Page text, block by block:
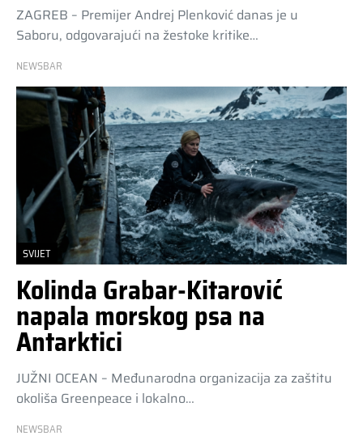
ZAGREB – Premijer Andrej Plenković danas je u
Saboru, odgovarajući na žestoke kritike…
NEWSBAR
SVIJET
Kolinda Grabar-Kitarović
napala morskog psa na
Antarktici
JUŽNI OCEAN – Međunarodna organizacija za zaštitu
okoliša Greenpeace i lokalno…
NEWSBAR